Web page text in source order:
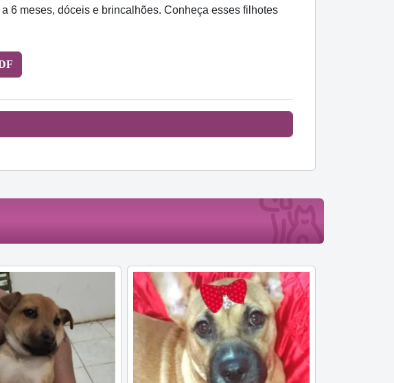
6 meses, dóceis e brincalhões. Conheça esses filhotes